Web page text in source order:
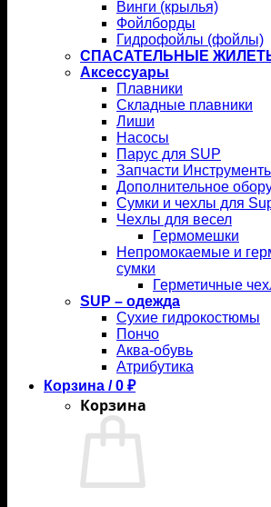
Винги (крылья)
Фойлборды
Гидрофойлы (фойлы)
СПАСАТЕЛЬНЫЕ
Аксессуары
Плавники
Складные плавники
Лиши
Насосы
Парус для SUP
Запчасти
Дополнительное
Сумки и чехлы для
Чехлы для весел
Гермомешки
Непромокаемые и
сумки
Герметичные
SUP – одежда
Сухие гидрокостюмы
Пончо
Аква-обувь
Атрибутика
Корзина /0 ₽
Корзина